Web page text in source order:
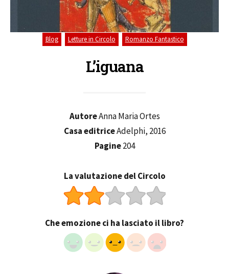
Blog Letture in Circolo Romanzo Fantastico
L’iguana
AutoreAnna Maria Ortes
Casa editriceAdelphi, 2016
Pagine204
La valutazione del Circolo
Che emozione ci ha lasciato il libro?